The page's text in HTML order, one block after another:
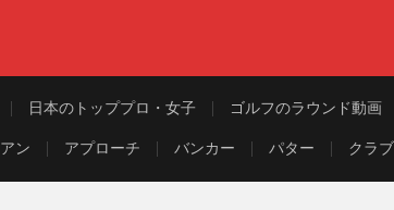
日本のトッププロ・女子 ゴルフのラウンド動画
ン アプローチ バンカー パター クラ